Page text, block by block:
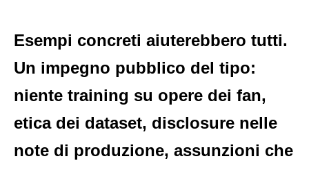
Esempi concreti aiuterebbero tutti.
Un impegno pubblico del tipo:
niente training su opere dei fan,
etica dei dataset, disclosure nelle
note di produzione, assunzioni che